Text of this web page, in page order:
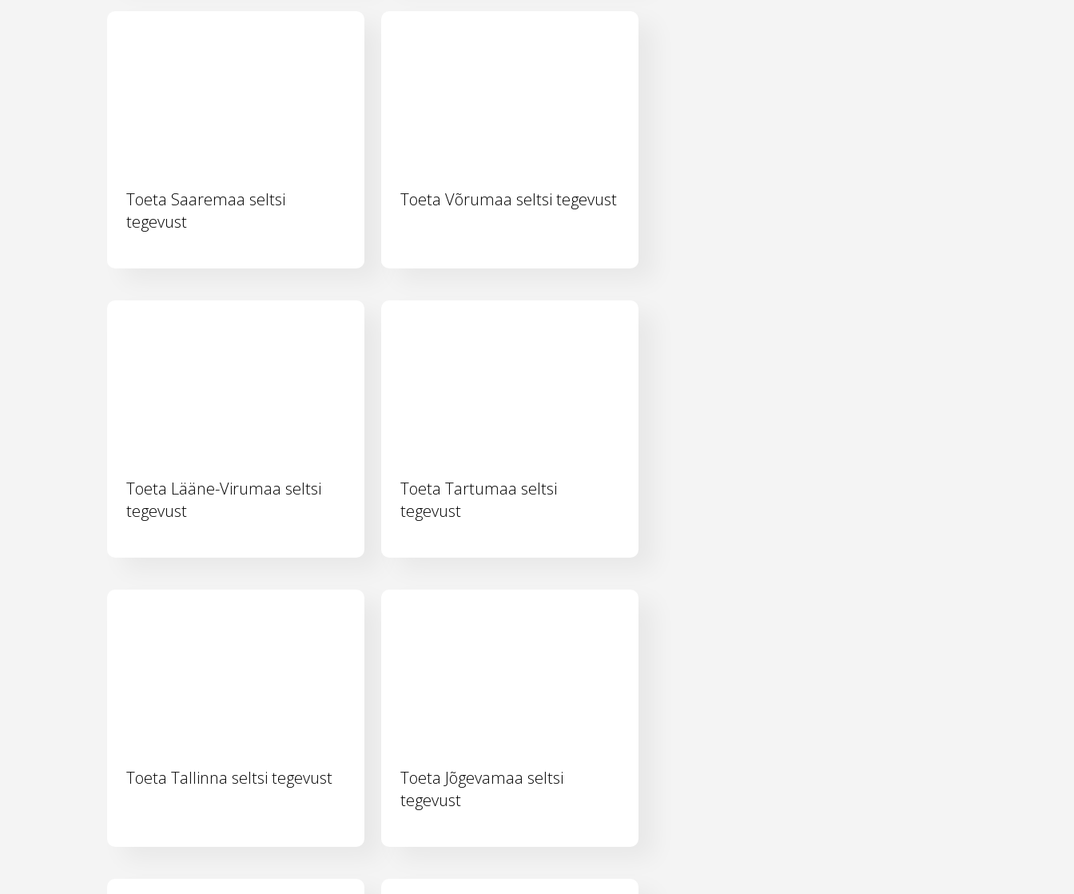
Toeta Saaremaa seltsi
tegevust
Toeta Võrumaa seltsi tegevust
Toeta Lääne-Virumaa seltsi
tegevust
Toeta Tartumaa seltsi
tegevust
Toeta Tallinna seltsi tegevust
Toeta Jõgevamaa seltsi
tegevust